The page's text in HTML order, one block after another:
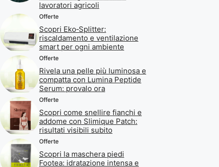
lavoratori agricoli
Offerte
Scopri Eko‑Splitter:
riscaldamento e ventilazione
smart per ogni ambiente
Offerte
Rivela una pelle più luminosa e
compatta con Lumina Peptide
Serum: provalo ora
Offerte
Scopri come snellire fianchi e
addome con Slimique Patch:
risultati visibili subito
Offerte
Scopri la maschera piedi
Footea: idratazione intensa e